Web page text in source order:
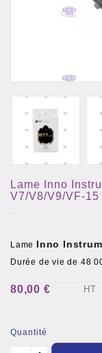
Lame Inno
V7/V8/V9/VF-15
Lame Inno
Durée de vie de 48
80,00 € HT
Quantité